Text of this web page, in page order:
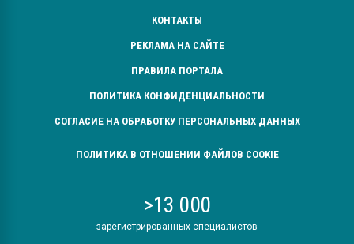
КОНТАКТЫ
РЕКЛАМА НА САЙТЕ
ПРАВИЛА ПОРТАЛА
ПОЛИТИКА КОНФИДЕНЦИАЛЬНОСТИ
СОГЛАСИЕ НА ОБРАБОТКУ ПЕРСОНАЛЬНЫХ ДАННЫХ
ПОЛИТИКА В ОТНОШЕНИИ ФАЙЛОВ COOKIE
>13 000
зарегистрированных специалистов